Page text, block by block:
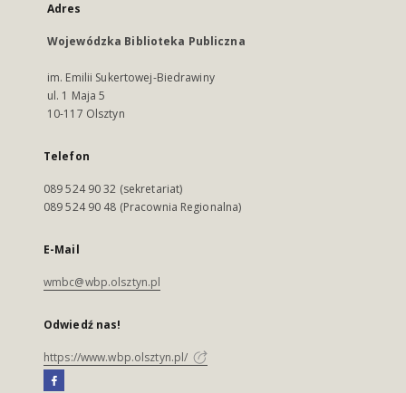
Adres
Wojewódzka Biblioteka Publiczna
im. Emilii Sukertowej-Biedrawiny
ul. 1 Maja 5
10-117 Olsztyn
Telefon
089 524 90 32 (sekretariat)
089 524 90 48 (Pracownia Regionalna)
E-Mail
wmbc@wbp.olsztyn.pl
Odwiedź nas!
https://www.wbp.olsztyn.pl/